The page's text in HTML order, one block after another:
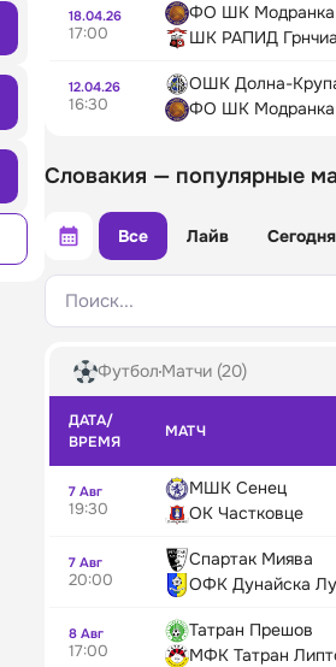
18.04.26
17:00
ФО ШК Модранка
ШК РАПИД
12.04.26
16:30
ОШК Долна-
ФО ШК Модранка
Словакия — популярные
Все Лайв Сегодня
Поиск...
Футбол Матчи (20)
ДАТА/
ВРЕМЯ
МАТЧ
7 Авг
19:30
МШК Сенец
ОК Частковце
7 Авг
20:00
Спартак Миява
ОФК Дунайска
8 Авг
17:00
Татран Прешов
МФК Татран